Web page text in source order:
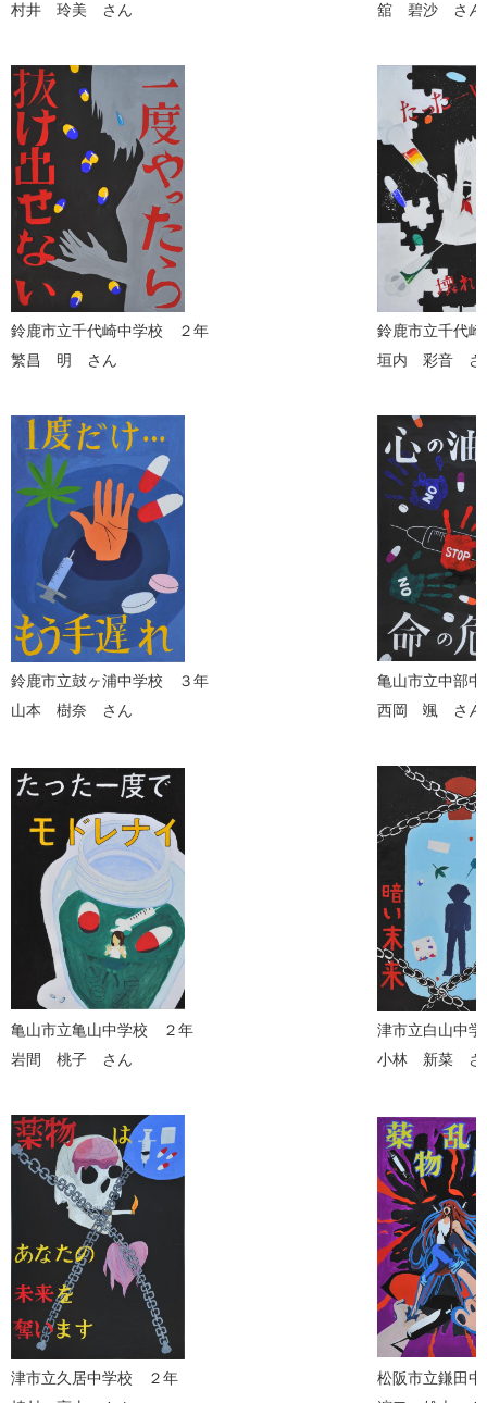
村井 玲美 さん
舘 碧沙 さん
鈴鹿市立千代崎中学校 ２年
鈴鹿市立千代
繁昌 明 さん
垣内 彩音 さ
鈴鹿市立鼓ヶ浦中学校 ３年
亀山市立中部
山本 樹奈 さん
西岡 颯 さん
亀山市立亀山中学校 ２年
津市立白山中
岩間 桃子 さん
小林 新菜 さ
津市立久居中学校 ２年
松阪市立鎌田